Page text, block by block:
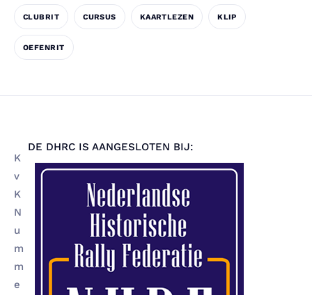
CLUBRIT CURSUS KAARTLEZEN KLIP
OEFENRIT
K
v
K
N
u
m
m
e
DE DHRC IS AANGESLOTEN BIJ: